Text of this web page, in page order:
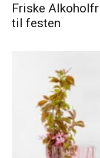
Friske
til festen